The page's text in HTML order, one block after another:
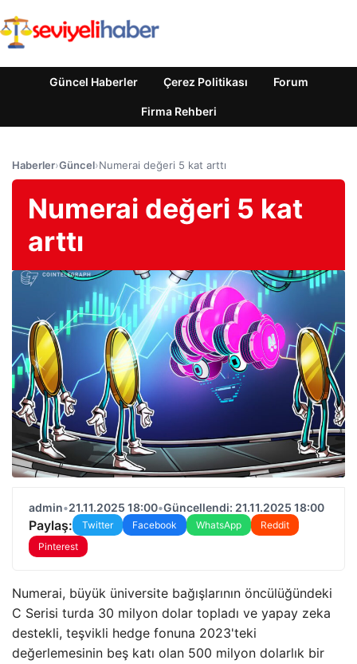
Güncel Haberler Çerez Politikası Forum
Firma Rehberi
Haberler›Güncel›Numerai değeri 5 kat arttı
Numerai değeri 5 kat
arttı
admin•21.11.2025 18:00•Güncellendi: 21.11.2025 18:00
Paylaş: Twitter Facebook WhatsApp
Reddit
Pinterest
Numerai, büyük üniversite bağışlarının öncülüğündeki
C Serisi turda 30 milyon dolar topladı ve yapay zeka
destekli, teşvikli hedge fonuna 2023'teki
değerlemesinin beş katı olan 500 milyon dolarlık bir